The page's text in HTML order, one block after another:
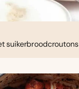
suikerbroodcroutons